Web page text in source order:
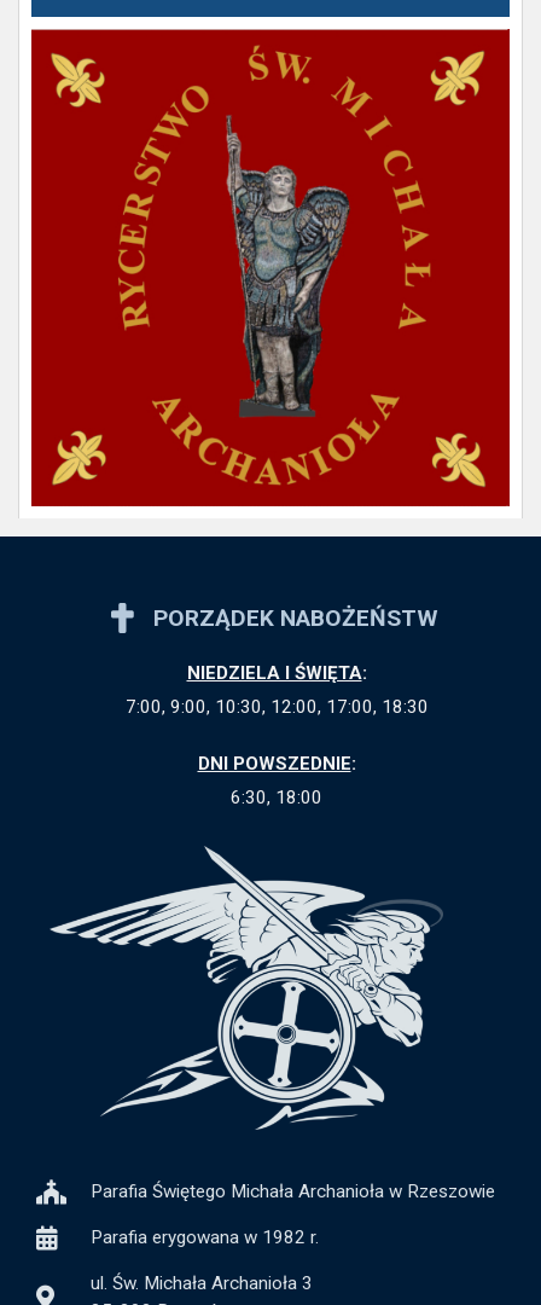
Parafia Świętego Michała Archanioła w Rzeszowie
Parafia erygowana w 1982 r.
ul. Św. Michała Archanioła 3
PORZĄDEK NABOŻEŃSTW
NIEDZIELA I ŚWIĘTA:
7:00, 9:00, 10:30, 12:00, 17:00, 18:30
DNI POWSZEDNIE:
6:30, 18:00